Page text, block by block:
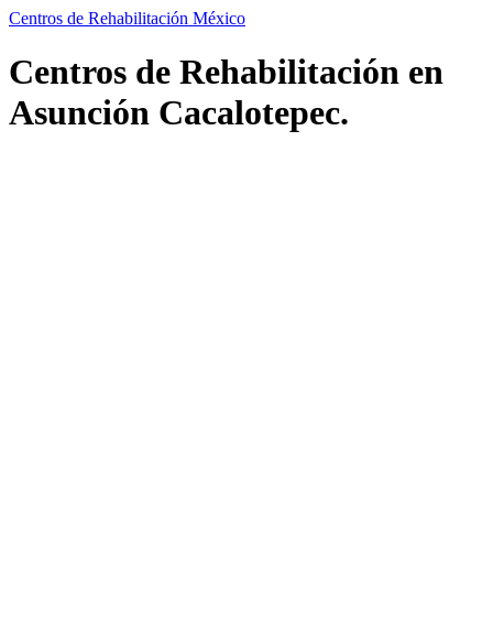
Centros de Rehabilitación México
Centros de Rehabilitación en
Asunción Cacalotepec.